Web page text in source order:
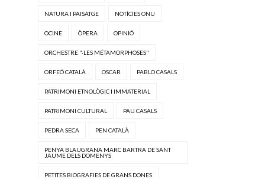
NATURA I PAISATGE NOTÍCIES ONU
OCINE ÒPERA OPINIÓ
ORCHESTRE "·LES MÉTAMORPHOSES"
ORFEÓ CATALÀ OSCAR PABLO CASALS
PATRIMONI ETNOLÒGIC I IMMATERIAL
PATRIMONI CULTURAL PAU CASALS
PEDRA SECA PEN CATALÀ
PENYA BLAUGRANA MARC BARTRA DE SANT
JAUME DELS DOMENYS
PETITES BIOGRAFIES DE GRANS DONES